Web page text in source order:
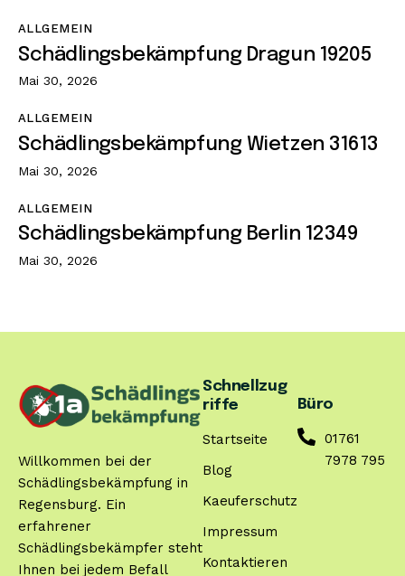
ALLGEMEIN
Schädlingsbekämpfung Dragun 19205
Mai 30, 2026
ALLGEMEIN
Schädlingsbekämpfung Wietzen 31613
Mai 30, 2026
ALLGEMEIN
Schädlingsbekämpfung Berlin 12349
Mai 30, 2026
Willkommen bei der
Schädlingsbekämpfung in
Regensburg. Ein
erfahrener
Schädlingsbekämpfer steht
Ihnen bei jedem Befall
Schnellzug
riffe
Startseite
Blog
Kaeuferschutz
Impressum
Kontaktieren
Büro
01761
7978 795